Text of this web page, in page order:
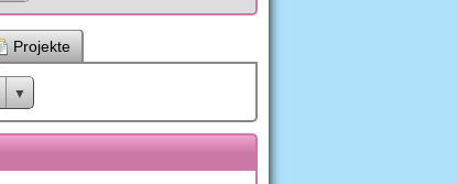
Projekte